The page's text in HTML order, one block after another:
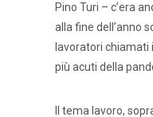
Pino Turi – c’era
alla fine dell’anno
lavoratori chiamati
più acuti della
Il tema lavoro,